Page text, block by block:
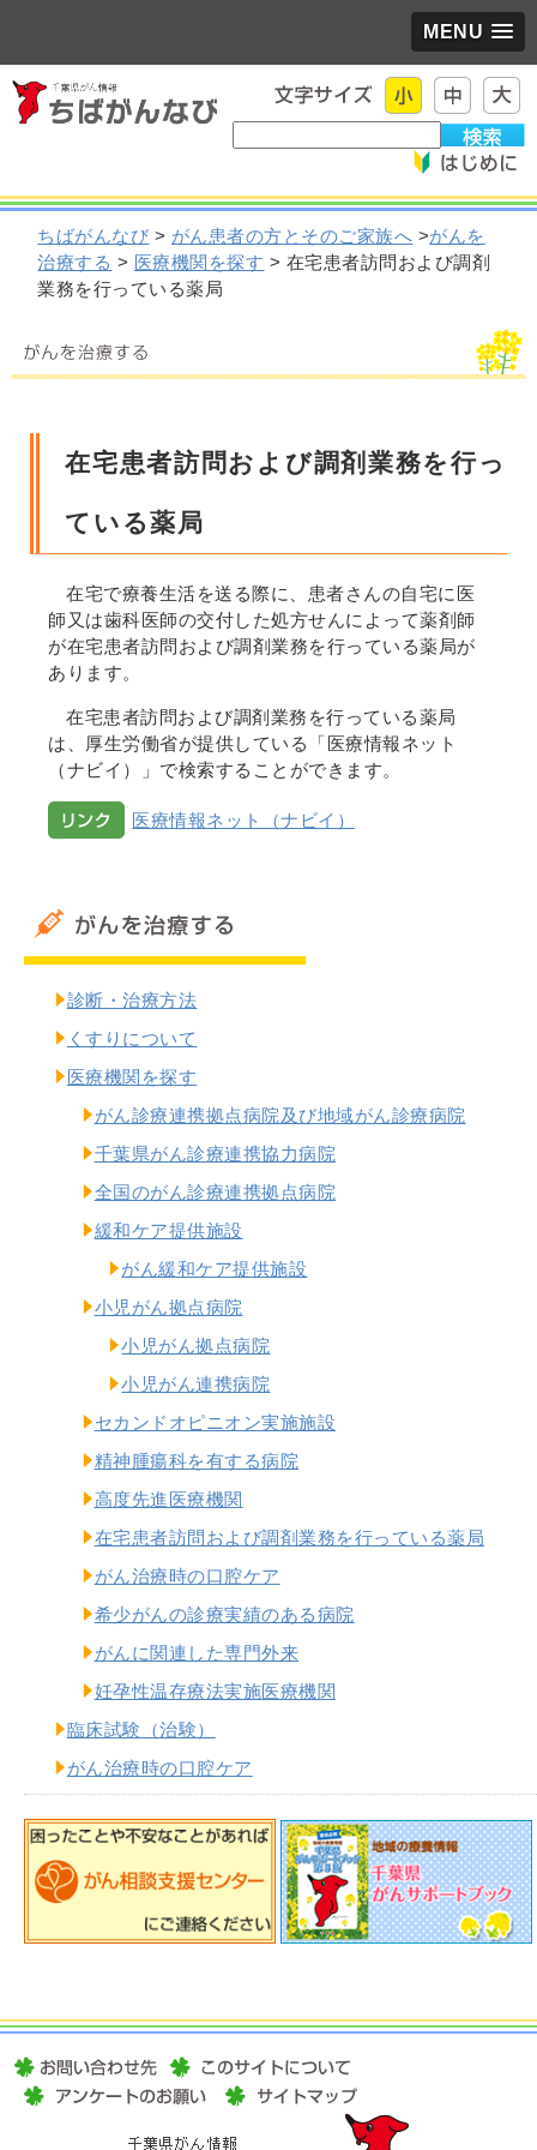
MENU
ちばがんなび > がん患者の方とそのご家族へ >がんを
治療する > 医療機関を探す > 在宅患者訪問および調剤
業務を行っている薬局
在宅患者訪問および調剤業務を行っ
ている薬局
在宅で療養生活を送る際に、患者さんの自宅に医
師又は歯科医師の交付した処方せんによって薬剤師
が在宅患者訪問および調剤業務を行っている薬局が
あります。
在宅患者訪問および調剤業務を行っている薬局
は、厚生労働省が提供している「医療情報ネット
（ナビイ）」で検索することができます。
医療情報ネット（ナビイ）
診断・治療方法
くすりについて
医療機関を探す
がん診療連携拠点病院及び地域がん診療病院
千葉県がん診療連携協力病院
全国のがん診療連携拠点病院
緩和ケア提供施設
がん緩和ケア提供施設
小児がん拠点病院
小児がん拠点病院
小児がん連携病院
セカンドオピニオン実施施設
精神腫瘍科を有する病院
高度先進医療機関
在宅患者訪問および調剤業務を行っている薬局
がん治療時の口腔ケア
希少がんの診療実績のある病院
がんに関連した専門外来
妊孕性温存療法実施医療機関
臨床試験（治験）
がん治療時の口腔ケア